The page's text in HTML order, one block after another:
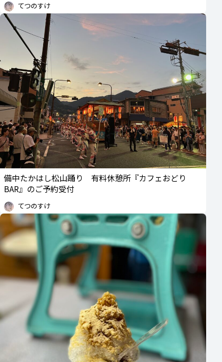
てつのすけ
備中たかはし松山踊り 有料休憩所『カフェおどり
BAR』のご予約受付
てつのすけ